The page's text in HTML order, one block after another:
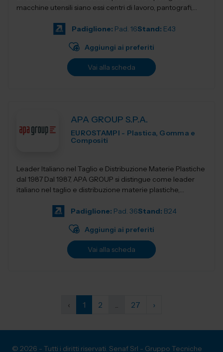
macchine utensili siano essi centri di lavoro, pantografi,
Padiglione: Pad. 16Stand: E43
Aggiungi ai preferiti
Vai alla scheda
APA GROUP S.P.A.
EUROSTAMPI - Plastica, Gomma e
Compositi
Leader Italiano nel Taglio e Distribuzione Materie Plastiche
dal 1987 Dal 1987, APA GROUP si distingue come leader
italiano nel taglio e distribuzione materie plastiche,
Padiglione: Pad. 36Stand: B24
Aggiungi ai preferiti
Vai alla scheda
‹ 1 2 ... 27 ›
© 2026 - Tutti i diritti riservati. Senaf Srl - Gruppo Tecniche